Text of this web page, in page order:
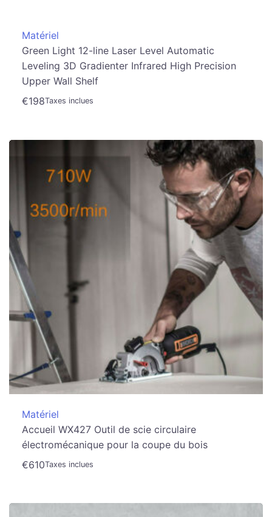
Matériel
Green Light 12-line Laser Level Automatic
Leveling 3D Gradienter Infrared High Precision
Upper Wall Shelf
€198Taxes inclues
Matériel
Accueil WX427 Outil de scie circulaire
électromécanique pour la coupe du bois
€610Taxes inclues